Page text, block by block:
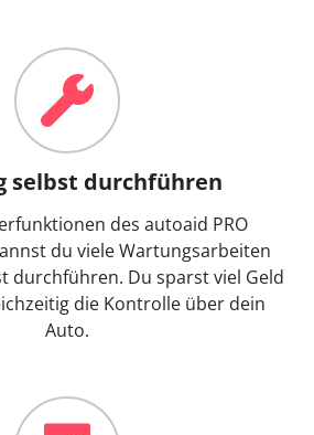
selbst durchführen
des autoaid PRO
du viele Wartungsarbeiten
durchführen. Du sparst viel Geld
die Kontrolle über dein
Auto.